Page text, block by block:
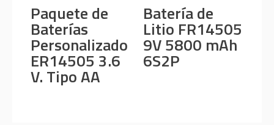
Paquete de
Baterías
Personalizado
ER14505 3.6
V. Tipo AA
Batería de
Litio FR14505
9V 5800 mAh
6S2P